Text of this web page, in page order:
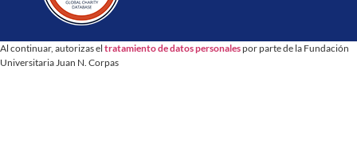
Al continuar, autorizas el tratamiento de datos personalespor parte de la Fundación
Universitaria Juan N. Corpas